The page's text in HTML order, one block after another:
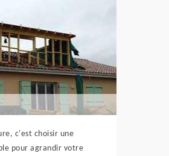
c'est choisir une
pour agrandir votre